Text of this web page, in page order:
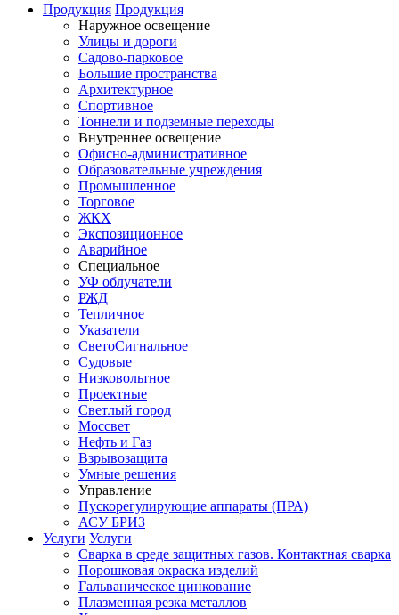
Продукция Продукция
Наружное освещение
Улицы и дороги
Садово-парковое
Большие пространства
Архитектурное
Спортивное
Тоннели и подземные переходы
Внутреннее освещение
Офисно-административное
Образовательные учреждения
Промышленное
Торговое
ЖКХ
Экспозиционное
Аварийное
Специальное
УФ облучатели
РЖД
Тепличное
Указатели
СветоСигнальное
Судовые
Низковольтное
Проектные
Светлый город
Моссвет
Нефть и Газ
Взрывозащита
Умные решения
Управление
Пускорегулирующие аппараты (ПРА)
АСУ БРИЗ
Услуги Услуги
Сварка в среде защитных газов. Контактная сварка
Порошковая окраска изделий
Гальваническое цинкование
Плазменная резка металлов